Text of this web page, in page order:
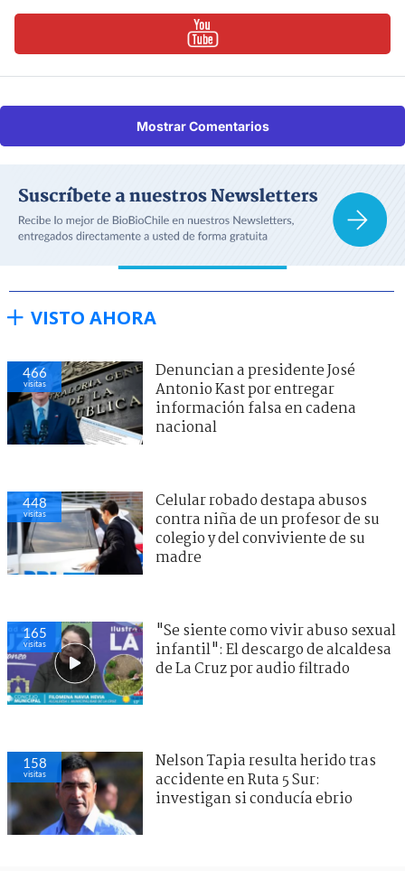
Mostrar Comentarios
VISTO AHORA
466
visitas
Denuncian a presidente José
Antonio Kast por entregar
información falsa en cadena
nacional
448
visitas
Celular robado destapa abusos
contra niña de un profesor de su
colegio y del conviviente de su
madre
165
visitas
"Se siente como vivir abuso sexual
infantil": El descargo de alcaldesa
de La Cruz por audio filtrado
158
visitas
Nelson Tapia resulta herido tras
accidente en Ruta 5 Sur:
investigan si conducía ebrio